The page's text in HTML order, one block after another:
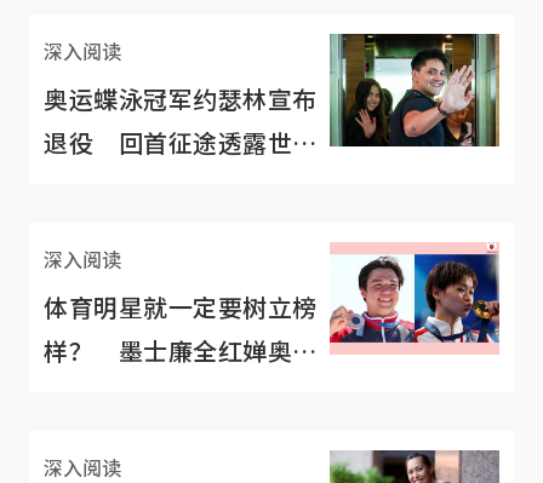
深入阅读
奥运蝶泳冠军约瑟林宣布
退役 回首征途透露世界
深入阅读
体育明星就一定要树立榜
样？ 墨士廉全红婵奥运
深入阅读